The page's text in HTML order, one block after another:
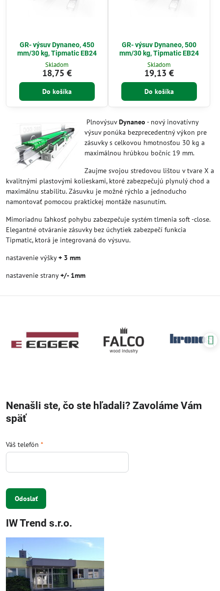
GR- výsuv Dynaneo, 450
mm/30 kg, Tipmatic EB24
Skladom
18,75 €
Do košíka
GR- výsuv Dynaneo, 500
mm/30 kg, Tipmatic EB24
Skladom
19,13 €
Do košíka
PlnovýsuvDynaneo - nový inovatívny
výsuv ponúka bezprecedentný výkon pre
zásuvky s celkovou hmotnosťou 30 kg a
maximálnou hrúbkou bočníc 19 mm.
Zaujme svojou stredovou lištou v tvare X a
kvalitnými plastovými kolieskami, ktoré zabezpečujú plynulý chod a
maximálnu stabilitu. Zásuvku je možné rýchlo a jednoducho
namontovať pomocou praktickej montáže nasunutím.
Mimoriadnu ľahkosť pohybu zabezpečuje systém tlmenia soft -close.
Elegantné otváranie zásuvky bez úchytiek zabezpečí funkcia
Tipmatic, ktorá je integrovaná do výsuvu.
nastavenie výšky+ 3 mm
nastavenie strany+/- 1mm
Nenašli ste, čo ste hľadali? Zavoláme Vám
späť
Váš telefón *
Odoslať
IW Trend s.r.o.